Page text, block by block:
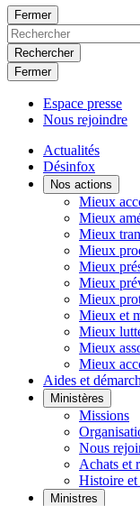
Fermer
Rechercher
Fermer
Espace presse
Nous rejoindre
Actualités
Désinfox
Nos actions
Mieux
Mieux
Mieux
Mieux
Mieux
Mieux
Mieux
Mieux et
Mieux
Mieux
Mieux
Aides et
Ministères
Missions
Nous
Achats et
Histoire et
Ministres